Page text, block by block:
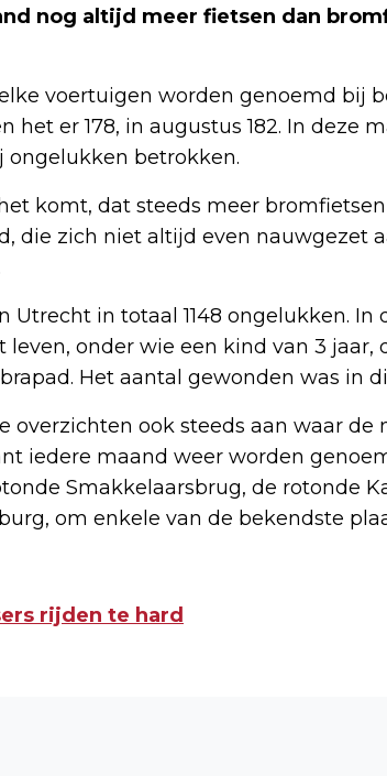
nog altijd meer fietsen dan
voertuigen worden genoemd bij
het er 178, in augustus 182. In deze
ongelukken betrokken.
komt, dat steeds meer
die zich niet altijd even nauwgezet
in totaal 1148 ongelukken. In
onder wie een kind van 3 jaar,
Het aantal gewonden was in
overzichten ook steeds aan waar de
iedere maand weer worden
Smakkelaarsbrug, de rotonde
om enkele van de bekendste
rijden te hard